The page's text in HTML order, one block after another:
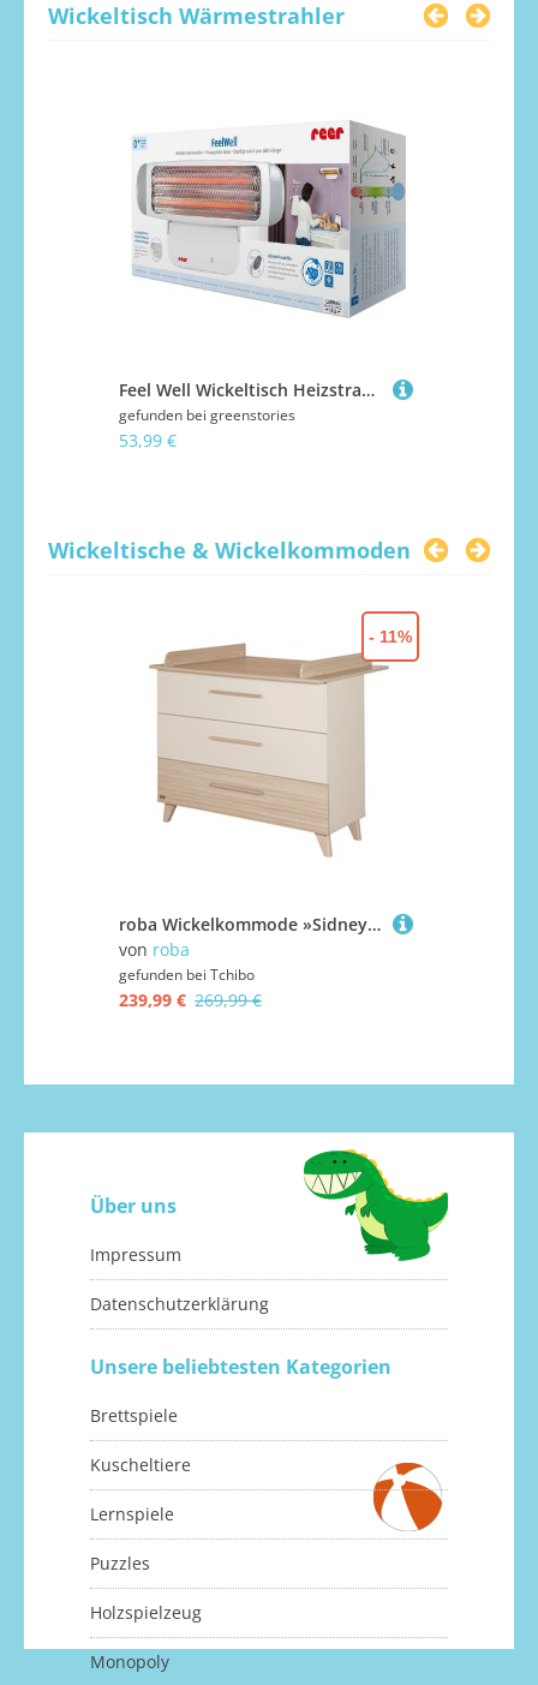
Wickeltisch Wärmestrahler
Feel Well Wickeltisch Heizstrahler zur Wandmontage
gefunden bei greenstories
53,99 €
Wickeltische & Wickelkommoden
roba Wickelkommode »Sidney« - 110x75,5x98cm -
von roba
gefunden bei Tchibo
239,99 € 269,99 €
- 11%
Über uns
Impressum
Datenschutzerklärung
Unsere beliebtesten Kategorien
Brettspiele
Kuscheltiere
Lernspiele
Puzzles
Holzspielzeug
Monopoly